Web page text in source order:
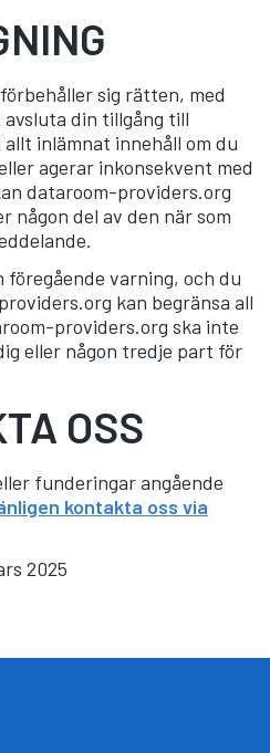
sig rätten, med
din tillgång till
inlämnat innehåll om du
agerar inkonsekvent med
dataroom-providers.org
någon del av den när som
föregående varning, och du
kan begränsa all
providers.org ska inte
eller någon tredje part för
OSS
funderingar angående
kontakta oss via
2025